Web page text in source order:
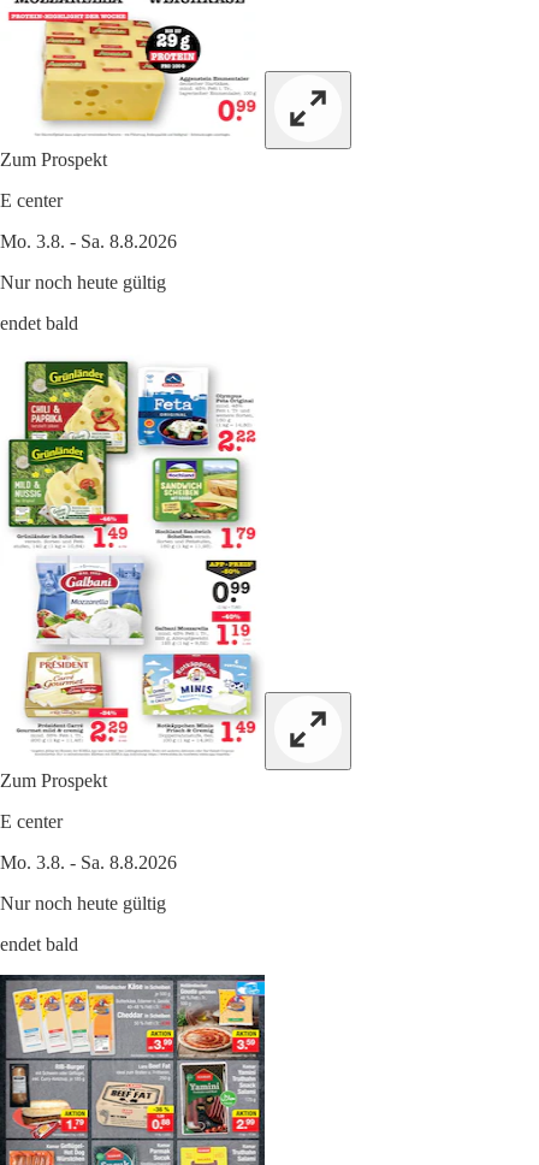
Zum Prospekt
E center
Mo. 3.8. - Sa. 8.8.2026
Nur noch heute gültig
endet bald
Zum Prospekt
E center
Mo. 3.8. - Sa. 8.8.2026
Nur noch heute gültig
endet bald